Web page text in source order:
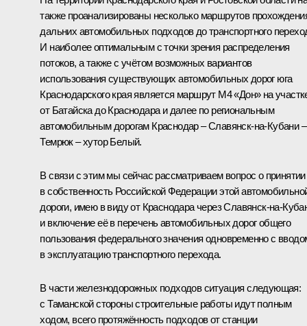
также проанализированы несколько маршрутов
дальних автомобильных подходов до транспортного
И наиболее оптимальным с точки зрения распределения
потоков, а также с учётом возможных вариантов
использования существующих автомобильных дорог юга
Краснодарского края является маршрут М4 «Дон» на
от Батайска до Краснодара и далее по региональным
автомобильным дорогам Краснодар – Славянск-на-Кубани –
Темрюк – хутор Белый.
В связи с этим мы сейчас рассматриваем вопрос о принятии
в собственность Российской Федерации этой
дороги, имею в виду от Краснодара через Славянск-на-
и включение её в перечень автомобильных дорог общего
пользования федерального значения одновременно с
в эксплуатацию транспортного перехода.
В части железнодорожных подходов ситуация следующая:
с Таманской стороны строительные работы идут полным
ходом, всего протяжённость подходов от станции